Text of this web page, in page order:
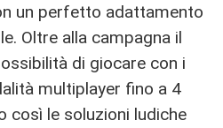
un perfetto adattamento
Oltre alla campagna il
di giocare con i
multiplayer fino a 4
così le soluzioni ludiche